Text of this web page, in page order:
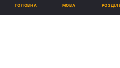
Підпишіться
ГОЛОВНА МОВА